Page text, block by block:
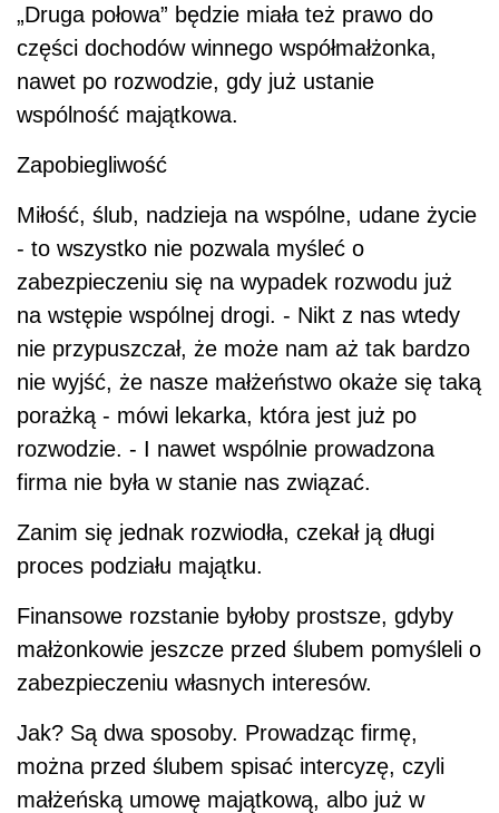
„Druga połowa” będzie miała też prawo do
części dochodów winnego współmałżonka,
nawet po rozwodzie, gdy już ustanie
wspólność majątkowa.
Zapobiegliwość
Miłość, ślub, nadzieja na wspólne, udane życie
- to wszystko nie pozwala myśleć o
zabezpieczeniu się na wypadek rozwodu już
na wstępie wspólnej drogi. - Nikt z nas wtedy
nie przypuszczał, że może nam aż tak bardzo
nie wyjść, że nasze małżeństwo okaże się taką
porażką - mówi lekarka, która jest już po
rozwodzie. - I nawet wspólnie prowadzona
firma nie była w stanie nas związać.
Zanim się jednak rozwiodła, czekał ją długi
proces podziału majątku.
Finansowe rozstanie byłoby prostsze, gdyby
małżonkowie jeszcze przed ślubem pomyśleli o
zabezpieczeniu własnych interesów.
Jak? Są dwa sposoby. Prowadząc firmę,
można przed ślubem spisać intercyzę, czyli
małżeńską umowę majątkową, albo już w